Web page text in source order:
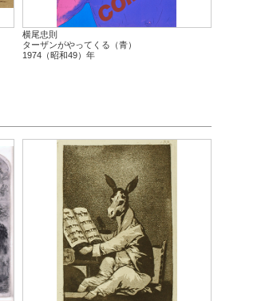
横尾忠則
ターザンがやってくる（青）
1974（昭和49）年